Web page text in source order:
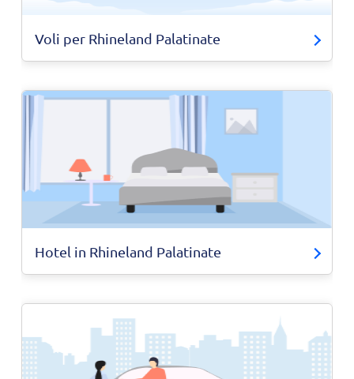
Voli per Rhineland Palatinate
Hotel in Rhineland Palatinate